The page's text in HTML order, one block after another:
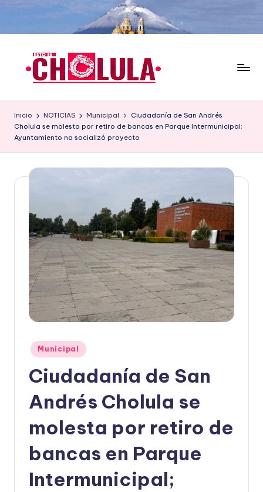
contenido
Inicio NOTICIAS Municipal
Ciudadanía de San Andrés
Cholula se molesta por retiro de bancas en Parque Intermunicipal;
Ayuntamiento no socializó proyecto
Publicado
en
Municipal
Ciudadanía de San
Andrés Cholula se
molesta por retiro de
bancas en Parque
Intermunicipal;